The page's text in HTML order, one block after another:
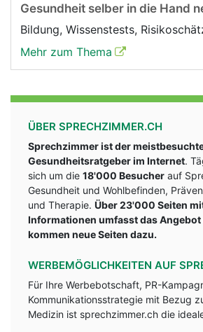
Gesundheit selber in die Hand
Bildung, Wissenstests,
Mehr zum Thema
ÜBER SPRECHZIMMER.CH
Sprechzimmer ist der
Gesundheitsratgeber im Internet.
sich um die 18'000 Besucher auf
Gesundheit und Wohlbefinden,
und Therapie. Über 23'000 Seiten
Informationen umfasst das
kommen neue Seiten dazu.
WERBEMÖGLICHKEITEN AUF
Für Ihre Werbebotschaft, PR-
Kommunikationsstrategie mit Bezug
Medizin ist sprechzimmer.ch die